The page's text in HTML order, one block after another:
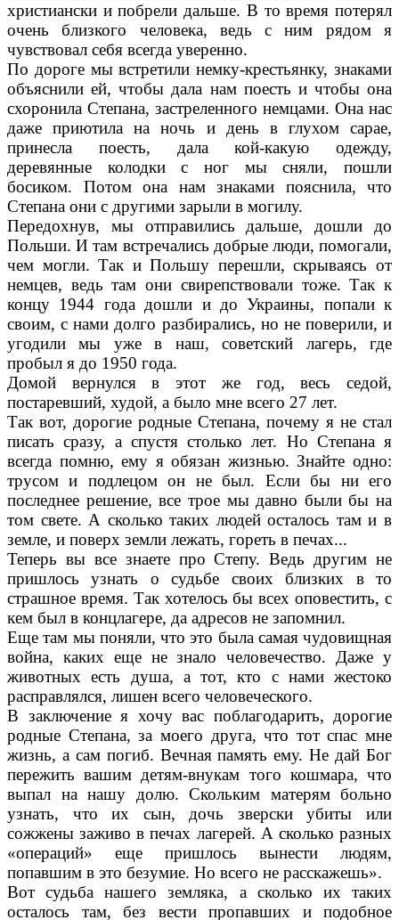
христиански и побрели дальше. В то время потерял
очень близкого человека, ведь с ним рядом я
чувствовал себя всегда уверенно.
По дороге мы встретили немку-крестьянку, знаками
объяснили ей, чтобы дала нам поесть и чтобы она
схоронила Степана, застреленно­го немцами. Она нас
даже приютила на ночь и день в глухом сарае,
принесла поесть, дала кой-какую одежду,
деревянные колодки с ног мы сняли, пошли
босиком. Потом она нам зна­ками пояснила, что
Степана они с другими за­рыли в могилу.
Передохнув, мы отправились дальше, дош­ли до
Польши. И там встречались добрые люди, помогали,
чем могли. Так и Польшу пе­решли, скрываясь от
немцев, ведь там они свирепствовали тоже. Так к
концу 1944 года дошли и до Украины, попали к
своим, с нами долго разбирались, но не поверили, и
угодили мы уже в наш, советский лагерь, где
пробыл я до 1950 года.
Домой вернулся в этот же год, весь седой,
постаревший, худой, а было мне всего 27 лет.
Так вот, дорогие родные Степана, почему я не стал
писать сразу, а спустя столько лет. Но Степана я
всегда помню, ему я обязан жизнью. Знайте одно:
трусом и подлецом он не был. Если бы ни его
последнее решение, все трое мы давно были бы на
том свете. А сколько таких людей осталось там и в
земле, и поверх земли лежать, гореть в печах...
Теперь вы все знаете про Степу. Ведь дру­гим не
пришлось узнать о судьбе своих близ­ких в то
страшное время. Так хотелось бы всех оповестить, с
кем был в концлагере, да адре­сов не запомнил.
Еще там мы поняли, что это была самая чу­довищная
война, каких еще не знало челове­чество. Даже у
животных есть душа, а тот, кто с нами жестоко
расправлялся, лишен всего человеческого.
В заключение я хочу вас поблагодарить, дорогие
родные Степана, за моего друга, что тот спас мне
жизнь, а сам погиб. Вечная память ему. Не дай Бог
пережить вашим детям-внукам того кошмара, что
выпал на нашу долю. Скольким матерям больно
узнать, что их сын, дочь зверски убиты или
сожжены заживо в пе­чах лагерей. А сколько разных
«операций» еще пришлось вынести людям,
попавшим в это безумие. Но всего не расскажешь».
Вот судьба нашего земляка, а сколько их та­ких
осталось там, без вести пропавших и по­добное